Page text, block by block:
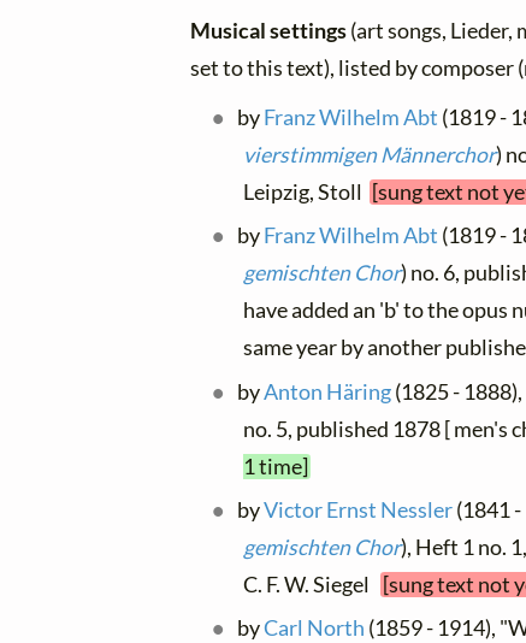
Musical settings(art songs, Lieder,
set to this text), listed by composer
byFranz Wilhelm Abt (1819 -
vierstimmigen Männerchor)
Leipzig, Stoll [sung text not
byFranz Wilhelm Abt (1819 -
gemischten Chor) no. 6,
have added an 'b' to the opus
same year by another
byAnton Häring(1825 -
no. 5, published 1878 [ men's
1 time]
byVictor Ernst Nessler(1841 -
gemischten Chor), Heft 1 no.
C. F. W. Siegel
[sung text not
byCarl North (1859 - 1914),